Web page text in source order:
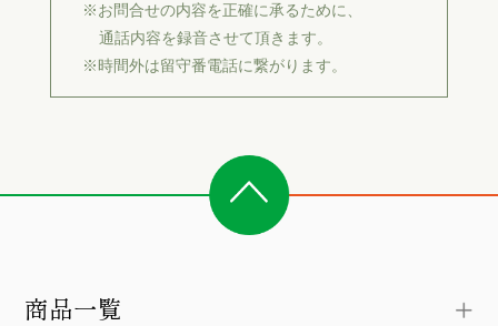
※お問合せの内容を正確に承るために、
通話内容を録音させて頂きます。
※時間外は留守番電話に繋がります。
商品一覧